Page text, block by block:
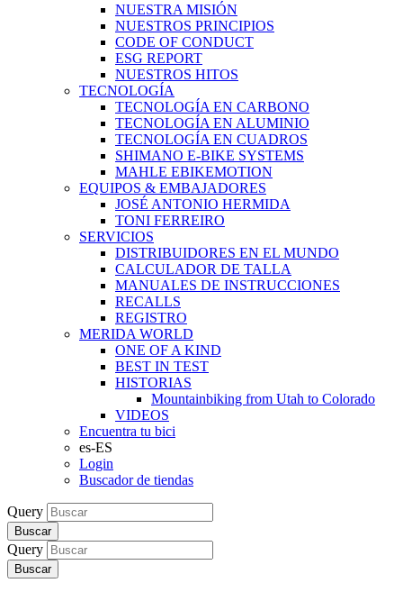
NUESTRA MISIÓN
NUESTROS PRINCIPIOS
CODE OF CONDUCT
ESG REPORT
NUESTROS HITOS
TECNOLOGÍA
TECNOLOGÍA EN CARBONO
TECNOLOGÍA EN ALUMINIO
TECNOLOGÍA EN CUADROS
SHIMANO E-BIKE SYSTEMS
MAHLE EBIKEMOTION
EQUIPOS & EMBAJADORES
JOSÉ ANTONIO HERMIDA
TONI FERREIRO
SERVICIOS
DISTRIBUIDORES EN EL MUNDO
CALCULADOR DE TALLA
MANUALES DE INSTRUCCIONES
RECALLS
REGISTRO
MERIDA WORLD
ONE OF A KIND
BEST IN TEST
HISTORIAS
Mountainbiking from Utah to Colorado
VIDEOS
Encuentra tu bici
es-ES
Login
Buscador de tiendas
Query
Buscar
Query
Buscar